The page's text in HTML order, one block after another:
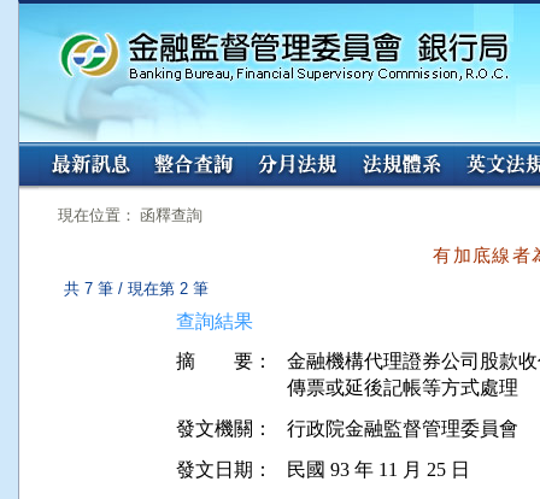
:::
現在位置： 函釋查詢
有加底線者
共 7 筆 / 現在第 2 筆
查詢結果
摘 要：
金融機構代理證券公司股款
傳票或延後記帳等方式處理
發文機關：
行政院金融監督管理委員會
發文日期：
民國 93 年 11 月 25 日